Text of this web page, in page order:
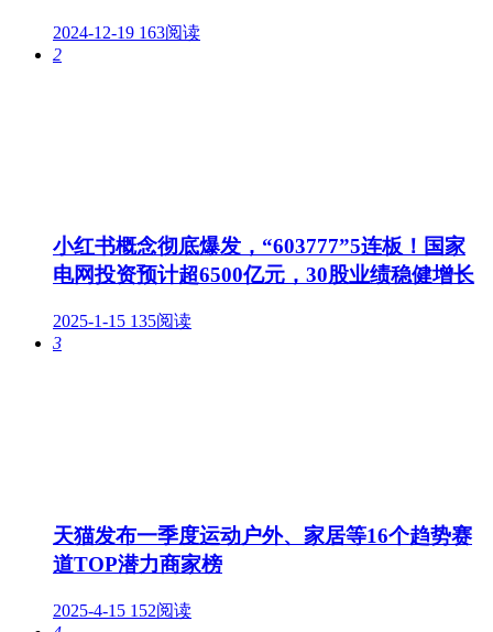
2024-12-19 163阅读
2
小红书概念彻底爆发，“603777”5连板！国家
电网投资预计超6500亿元，30股业绩稳健增长
2025-1-15 135阅读
3
天猫发布一季度运动户外、家居等16个趋势赛
道TOP潜力商家榜
2025-4-15 152阅读